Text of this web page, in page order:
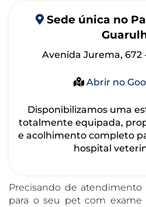
Sede única no
Avenida Jurema, 672
Abrir no
Disponibilizamos uma
totalmente equipada,
e acolhimento completo
hospital
Precisando de atendimento
para o seu pet com exame